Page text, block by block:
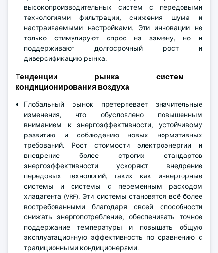
высокопроизводительных систем с передовыми
технологиями фильтрации, снижения шума и
настраиваемыми настройками. Эти инновации не
только стимулируют спрос на замену, но и
поддерживают долгосрочный рост и
диверсификацию рынка.
Тенденции рынка систем
кондиционирования воздуха
Глобальный рынок претерпевает значительные
изменения, что обусловлено повышенным
вниманием к энергоэффективности, устойчивому
развитию и соблюдению новых нормативных
требований. Рост стоимости электроэнергии и
внедрение более строгих стандартов
энергоэффективности ускоряют внедрение
передовых технологий, таких как инверторные
системы и системы с переменным расходом
хладагента (VRF). Эти системы становятся всё более
востребованными благодаря своей способности
снижать энергопотребление, обеспечивать точное
поддержание температуры и повышать общую
эксплуатационную эффективность по сравнению с
традиционными кондиционерами.